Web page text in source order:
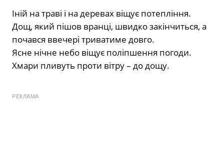
Іній на траві і на деревах віщує потепління.
Дощ, який пішов вранці, швидко закінчиться, а
почався ввечері триватиме довго.
Ясне нічне небо віщує поліпшення погоди.
Хмари пливуть проти вітру – до дощу.
РЕКЛАМА